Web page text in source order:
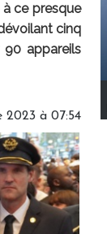
ce presque
cinq
90 appareils
2023 à 07:54